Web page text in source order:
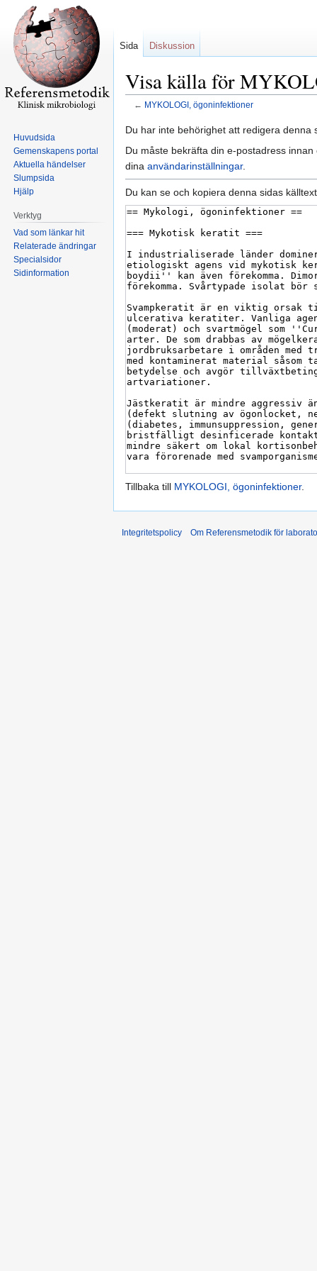
Visa källa för
← MYKOLOGI, ögoninfektioner
Hoppa
till
navigering
Hoppa
till
sök
Du har inte behörighet att redigera denna
Du måste bekräfta din e-postadress
dina användarinställningar.
Du kan se och kopiera denna sidas
Tillbaka till MYKOLOGI, ögoninfektioner.
Sida Diskussion
Huvudsida
Gemenskapens portal
Aktuella händelser
Slumpsida
Hjälp
Verktyg
Vad som länkar hit
Relaterade ändringar
Specialsidor
Sidinformation
Integritetspolicy Om Referensmetodik för